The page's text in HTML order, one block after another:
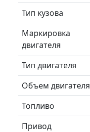
Тип кузова
Маркировка
двигателя
Тип двигателя
Объем двигателя
Топливо
Привод